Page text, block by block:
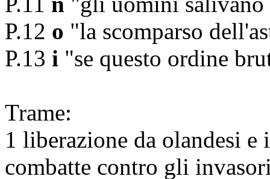
P.12 o "la scomparso
P.13 i "se questo ordine
Trame:
1 liberazione da olandesi e
combatte contro gli